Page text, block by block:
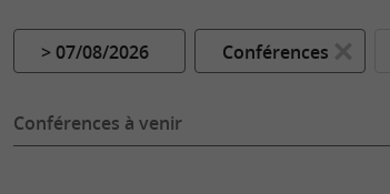
> 07/08/2026 Conférences
Conférences à venir